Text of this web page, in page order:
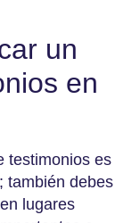
un
en
testimonios es
también debes
lugares